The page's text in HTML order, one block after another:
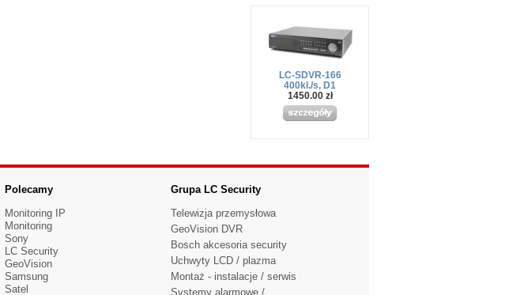
LC-SDVR-166
400kl./s, D1
1450.00 zł
Polecamy
Monitoring IP
Monitoring
Sony
LC Security
GeoVision
Samsung
Satel
Grupa LC Security
Telewizja przemysłowa
GeoVision DVR
Bosch akcesoria security
Uchwyty LCD / plazma
Montaż - instalacje / serwis
Systemy alarmowe /